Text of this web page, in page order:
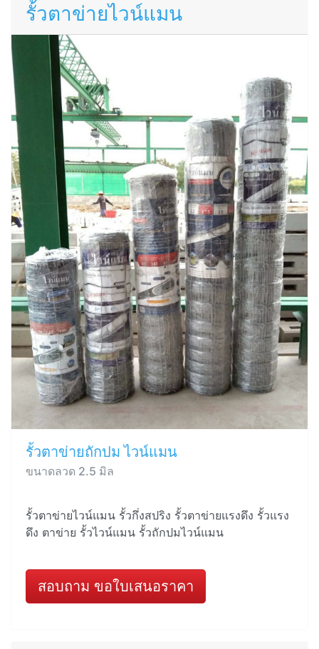
รั้วตาข่ายไวน์แมน
รั้วตาข่ายถักปม ไวน์แมน
ขนาดลวด 2.5 มิล
รั้วตาข่ายไวน์แมน รั้วกึ่งสปริง รั้วตาข่ายแรงดึง รั้วแรง
ดึง ตาข่าย รั้วไวน์แมน รั้วถักปมไวน์แมน
สอบถาม ขอใบเสนอราคา